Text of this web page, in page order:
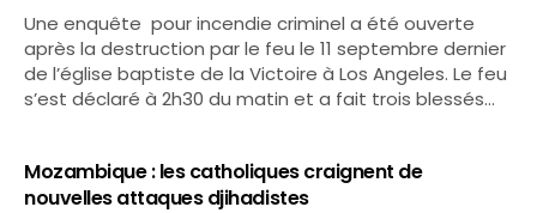
Une enquête pour incendie criminel a été ouverte
après la destruction par le feu le 11 septembre dernier
de l’église baptiste de la Victoire à Los Angeles. Le feu
s’est déclaré à 2h30 du matin et a fait trois blessés…
Mozambique : les catholiques craignent de
nouvelles attaques djihadistes